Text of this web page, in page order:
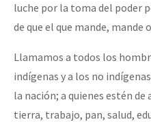
luche por la toma del poder
de que el que mande, mande
Llamamos a todos los
indígenas y a los no
la nación; a quienes estén
tierra, trabajo, pan, salud,